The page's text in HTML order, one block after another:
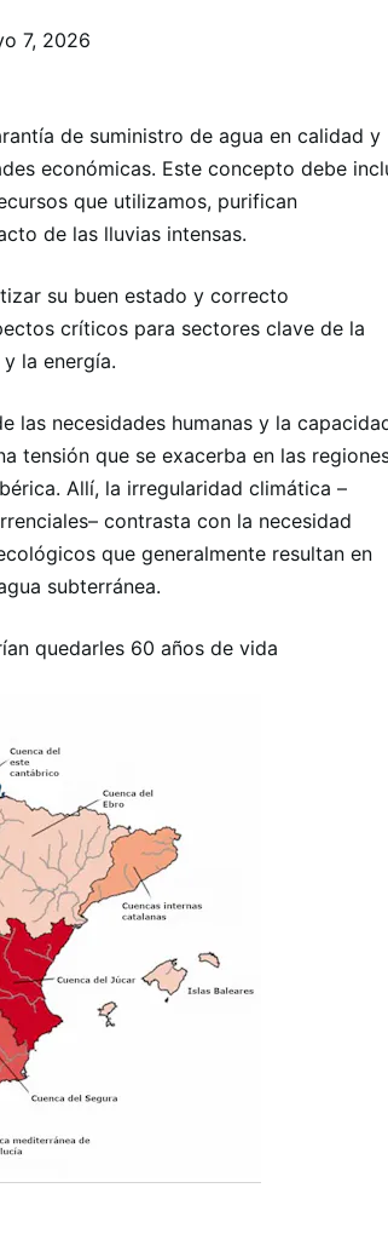
7, 2026
de suministro de agua en calidad y
económicas. Este concepto debe
que utilizamos, purifican
de las lluvias intensas.
su buen estado y correcto
críticos para sectores clave de la
la energía.
las necesidades humanas y la
tensión que se exacerba en las
Allí, la irregularidad climática –
contrasta con la necesidad
que generalmente resultan en
subterránea.
quedarles 60 años de vida